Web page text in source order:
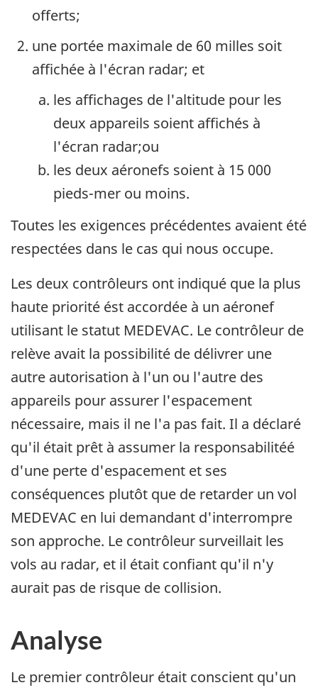
offerts;
une portée maximale de 60 milles soit
affichée à l'écran radar; et
les affichages de l'altitude pour les
deux appareils soient affichés à
l'écran radar;ou
les deux aéronefs soient à 15 000
pieds-mer ou moins.
Toutes les exigences précédentes avaient été
respectées dans le cas qui nous occupe.
Les deux contrôleurs ont indiqué que la plus
haute priorité ést accordée à un aéronef
utilisant le statut MEDEVAC. Le contrôleur de
relève avait la possibilité de délivrer une
autre autorisation à l'un ou l'autre des
appareils pour assurer l'espacement
nécessaire, mais il ne l'a pas fait. Il a déclaré
qu'il était prêt à assumer la responsabilitéé
d'une perte d'espacement et ses
conséquences plutôt que de retarder un vol
MEDEVAC en lui demandant d'interrompre
son approche. Le contrôleur surveillait les
vols au radar, et il était confiant qu'il n'y
aurait pas de risque de collision.
Analyse
Le premier contrôleur était conscient qu'un